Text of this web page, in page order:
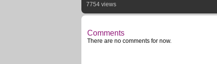
7754 views
Comments
There are no comments for now.